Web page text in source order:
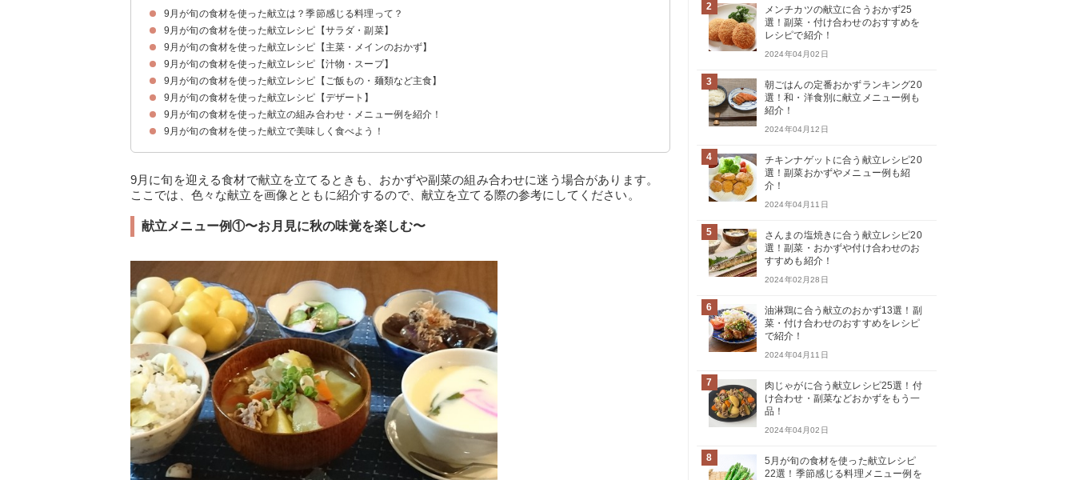
9月が旬の食材を使った献立は？季節感じる料理って？
9月が旬・食べ頃の食材は何がある？
9月が旬の食材を使った献立レシピ【サラダ・副菜】
①【ナス】ナスとみょうがの煮びたし
②【ゴーヤ】ゴーヤとナスの炒め物
③【みょうが】みょうがの和え物
④【オクラ】オクラの和え物
⑤【さつまいも】さつまいもとれんこんの炒め物
9月が旬の食材を使った献立レシピ【主菜・メインのおかず】
①【冬瓜】冬瓜のそぼろあんかけ
②【栗】栗と豚肉の煮物
③【鮭】鮭のバター醤油焼き
④【太刀魚】太刀魚の唐揚げ
⑤【スルメイカ】スルメイカのバター醤油焼き
⑥【鮭】鮭のグラタン
9月が旬の食材を使った献立レシピ【汁物・スープ】
①【冬瓜】冬瓜のスープ
②【オクラ】オクラの和風スープ
③【ナス】ナスとみょうがの味噌汁
9月が旬の食材を使った献立レシピ【ご飯もの・麺類など主食】
①【さつまいも】さつまいもご飯
②【スルメイカ】スルメイカのトマトパスタ
③【鮭】鮭といくらのはらこ飯
9月が旬の食材を使った献立レシピ【デザート】
①【いちじく】いちじくティラミス
②【ぶどう】ぶどうのケーキ
③【梨】梨とすだちの寒天
9月が旬の食材を使った献立の組み合わせ・メニュー例を紹介！
献立メニュー例①〜お月見に秋の味覚を楽しむ〜
献立メニュー例②〜特別な日の豪華な夕食に〜
献立メニュー例③〜ボリューム満点の和食献立〜
9月が旬の食材を使った献立で美味しく食べよう！
9月に旬を迎える食材で献立を立てるときも、おかずや副菜の組み合わせに迷う場合があります。
ここでは、色々な献立を画像とともに紹介するので、献立を立てる際の参考にしてください。
献立メニュー例①〜お月見に秋の味覚を楽しむ〜
2
メンチカツの献立に合うおかず25
選！副菜・付け合わせのおすすめを
レシピで紹介！
2024年04月02日
3
朝ごはんの定番おかずランキング20
選！和・洋食別に献立メニュー例も
紹介！
2024年04月12日
4
チキンナゲットに合う献立レシピ20
選！副菜おかずやメニュー例も紹
介！
2024年04月11日
5
さんまの塩焼きに合う献立レシピ20
選！副菜・おかずや付け合わせのお
すすめも紹介！
2024年02月28日
6
油淋鶏に合う献立のおかず13選！副
菜・付け合わせのおすすめをレシピ
で紹介！
2024年04月11日
7
肉じゃがに合う献立レシピ25選！付
け合わせ・副菜などおかずをもう一
品！
2024年04月02日
8
5月が旬の食材を使った献立レシピ
22選！季節感じる料理メニュー例を